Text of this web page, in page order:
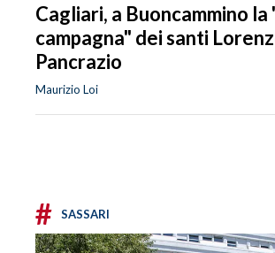
Cagliari, a Buoncammino la
campagna" dei santi
Pancrazio
Maurizio Loi
# SASSARI